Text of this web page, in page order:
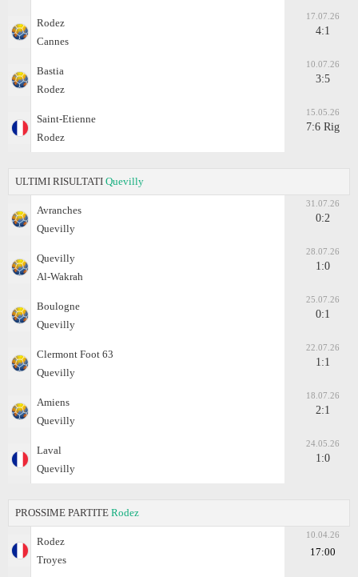
Rodez
Cannes
17.07.26
4:1
Bastia
Rodez
10.07.26
3:5
Saint-Etienne
Rodez
15.05.26
7:6 Rig
ULTIMI RISULTATI Quevilly
Avranches
Quevilly
31.07.26
0:2
Quevilly
Al-Wakrah
28.07.26
1:0
Boulogne
Quevilly
25.07.26
0:1
Clermont Foot 63
Quevilly
22.07.26
1:1
Amiens
Quevilly
18.07.26
2:1
Laval
Quevilly
24.05.26
1:0
PROSSIME PARTITE Rodez
Rodez
Troyes
10.04.26
17:00